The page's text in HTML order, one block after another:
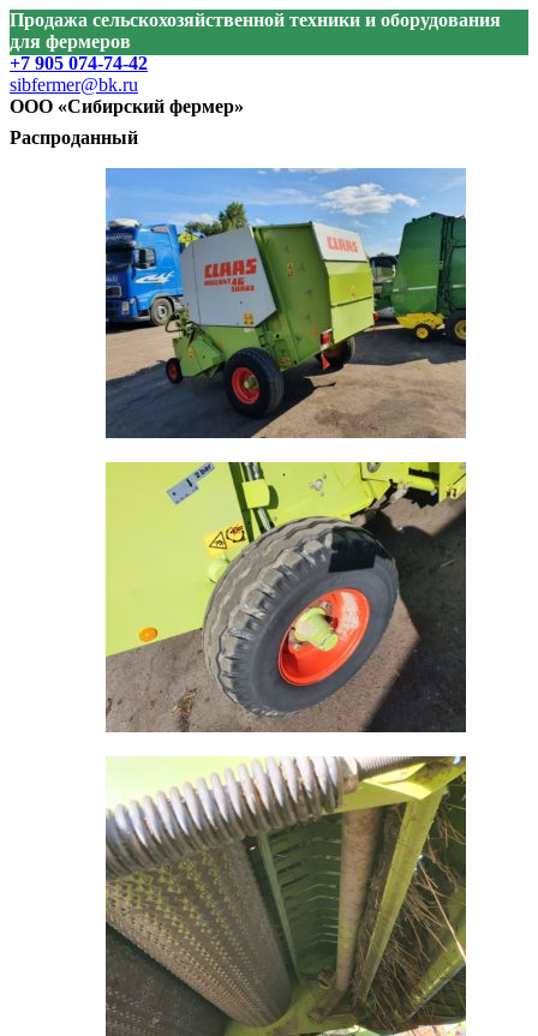
Продажа сельскохозяйственной техники и оборудования
для фермеров
+7 905 074-74-42
sibfermer@bk.ru
ООО «Сибирский фермер»
Распроданный